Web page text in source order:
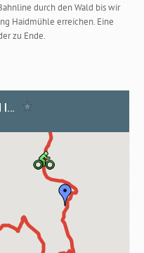
durch den Wald bis wir
Haidmühle erreichen. Eine
zu Ende.